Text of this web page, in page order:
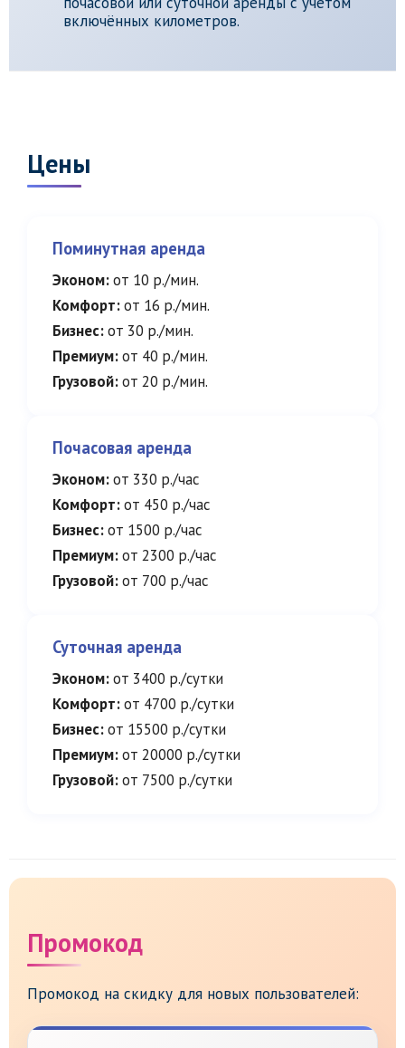
включённых километров.
Цены
Поминутная аренда
Эконом:от 10 р./мин.
Комфорт:от 16 р./мин.
Бизнес:от 30 р./мин.
Премиум:от 40 р./мин.
Грузовой:от 20 р./мин.
Почасовая аренда
Эконом:от 330 р./час
Комфорт:от 450 р./час
Бизнес:от 1500 р./час
Премиум:от 2300 р./час
Грузовой:от 700 р./час
Суточная аренда
Эконом:от 3400 р./сутки
Комфорт:от 4700 р./сутки
Бизнес:от 15500 р./сутки
Премиум:от 20000 р./сутки
Грузовой:от 7500 р./сутки
Промокод
Промокод на скидку для новых пользователей: